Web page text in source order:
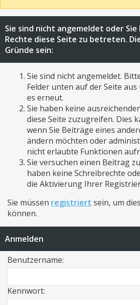
Sie sind nicht angemeldet oder Sie
Rechte diese Seite zu betreten.
Gründe sein:
Sie sind nicht angemeldet.
Felder unten auf der Seite aus
es erneut.
Sie haben keine
diese Seite zuzugreifen. Dies
wenn Sie Beiträge eines
ändern möchten oder
nicht erlaubte Funktionen
Sie versuchen einen Beitrag
haben keine Schreibrechte
die Aktivierung Ihrer
Sie müssen registriert sein, um
können.
Anmelden
Benutzername:
Kennwort: